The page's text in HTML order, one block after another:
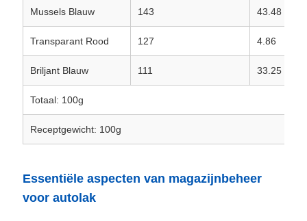
Mussels Blauw 143 43.48
Transparant Rood 127 4.86
Briljant Blauw 111 33.25
Totaal: 100g
Receptgewicht: 100g
Essentiële aspecten van magazijnbeheer
voor autolak